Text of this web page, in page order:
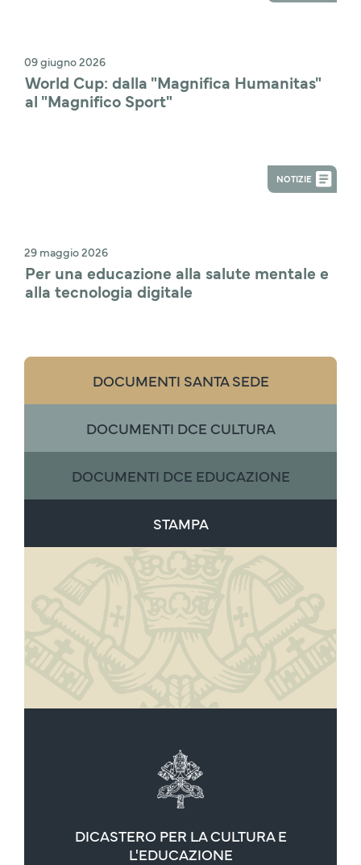
09 giugno 2026
World Cup: dalla "Magnifica Humanitas"
al "Magnifico Sport"
NOTIZIE
29 maggio 2026
Per una educazione alla salute mentale e
alla tecnologia digitale
DOCUMENTI SANTA SEDE
DOCUMENTI DCE CULTURA
DOCUMENTI DCE EDUCAZIONE
STAMPA
DICASTERO PER LA CULTURA E
L'EDUCAZIONE